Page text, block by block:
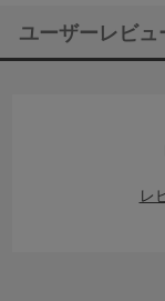
ユーザーレビュ
レ